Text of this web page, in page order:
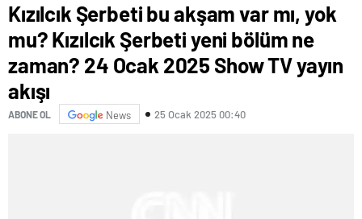
Kızılcık Şerbeti bu akşam var mı, yok
mu? Kızılcık Şerbeti yeni bölüm ne
zaman? 24 Ocak 2025 Show TV yayın
akışı
ABONE OL News 25 Ocak 2025 00:40